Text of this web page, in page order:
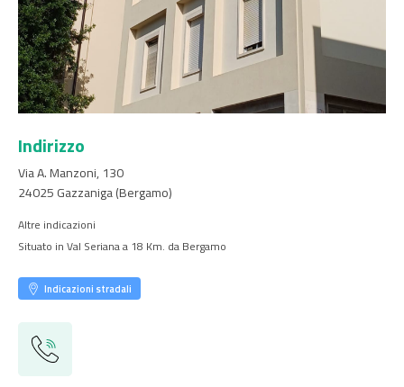
Indirizzo
Via A. Manzoni, 130
24025 Gazzaniga(Bergamo)
Altre indicazioni
Situato in Val Seriana a 18 Km. da Bergamo
Indicazioni stradali